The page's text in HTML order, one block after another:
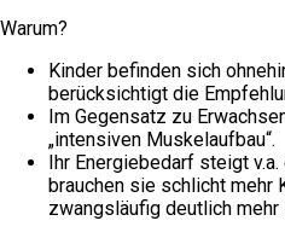
Warum?
Kinder befinden sich
berücksichtigt die
Im Gegensatz zu
„intensiven Muskelaufbau“.
Ihr Energiebedarf steigt
brauchen sie schlicht mehr
zwangsläufig deutlich mehr